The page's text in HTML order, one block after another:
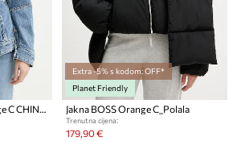
Extra -5% s kodom: OFF*
Planet Friendly
Jakna BOSS Orange C_Polala
Trenutna cijena:
179,90 €